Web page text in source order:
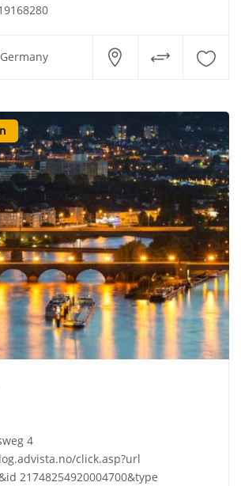
4
click.asp?url
21748254920004700&type